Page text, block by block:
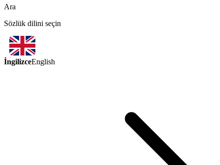
Ara
Sözlük dilini seçin
İngilizceEnglish